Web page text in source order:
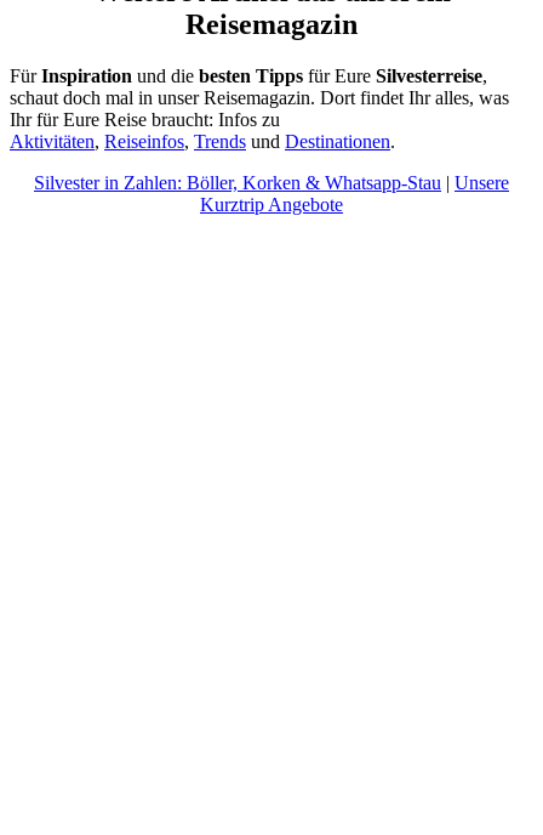
Reisemagazin
FürInspiration und die besten Tipps für Eure Silvesterreise,
schaut doch mal in unser Reisemagazin. Dort findet Ihr alles, was
Ihr für Eure Reise braucht: Infos zu
Aktivitäten, Reiseinfos, Trends und Destinationen.
Silvester in Zahlen: Böller, Korken & Whatsapp-Stau | Unsere
Kurztrip Angebote